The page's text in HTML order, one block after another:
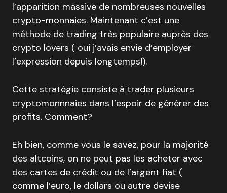
l’apparition massive de nombreuses nouvelles
crypto-monnaies. Maintenant c’est une
méthode de trading très populaire auprès des
crypto lovers ( oui j’avais envie d’employer
l’expression depuis longtemps!).
Cette stratégie consiste à trader plusieurs
cryptomonnnaies dans l’espoir de générer des
profits. Comment?
Eh bien, comme vous le savez, pour la majorité
des altcoins, on ne peut pas les acheter avec
des cartes de crédit ou de l’argent fiat (
comme l’euro, le dollars ou autre devise